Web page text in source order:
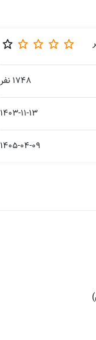
1748 نفر
1403-11-13
1405-04-09